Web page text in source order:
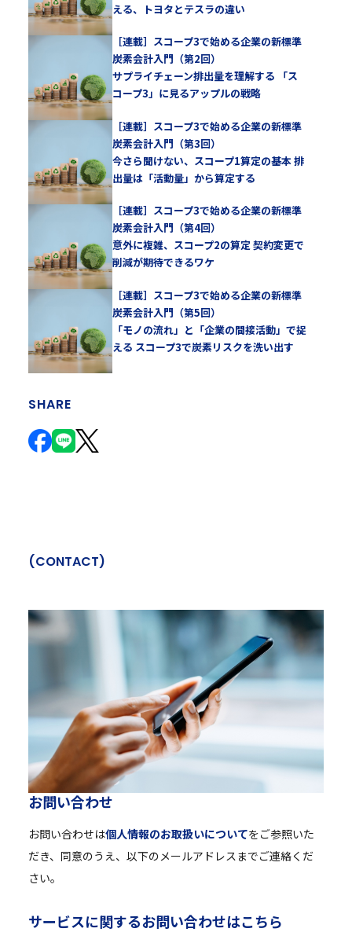
える、トヨタとテスラの違い
［連載］スコープ3で始める企業の新標準
炭素会計入門（第2回）
サプライチェーン排出量を理解する 「ス
コープ3」に見るアップルの戦略
［連載］スコープ3で始める企業の新標準
炭素会計入門（第3回）
今さら聞けない、スコープ1算定の基本 排
出量は「活動量」から算定する
［連載］スコープ3で始める企業の新標準
炭素会計入門（第4回）
意外に複雑、スコープ2の算定 契約変更で
削減が期待できるワケ
［連載］スコープ3で始める企業の新標準
炭素会計入門（第5回）
「モノの流れ」と「企業の間接活動」で捉
える スコープ3で炭素リスクを洗い出す
SHARE
(CONTACT)
お問い合わせ
お問い合わせは個人情報のお取扱いについてをご参照いた
だき、同意のうえ、以下のメールアドレスまでご連絡くだ
さい。
サービスに関するお問い合わせはこちら